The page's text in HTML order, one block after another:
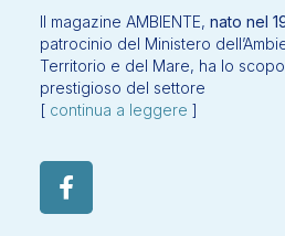
Il magazine AMBIENTE, nato nel
patrocinio del Ministero
Territorio e del Mare, ha lo
prestigioso del settore
[ continua a leggere ]